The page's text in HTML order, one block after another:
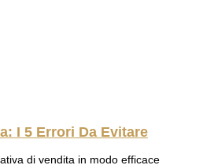
I 5 Errori Da Evitare
di vendita in modo efficace